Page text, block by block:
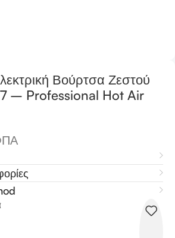
Βούρτσα Ζεστού
– Professional Hot Air